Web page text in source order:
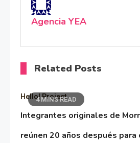
Agencia YEA
Related Posts
4 MINS READ
Hello! Project
Integrantes originales de
reúnen 20 años después para